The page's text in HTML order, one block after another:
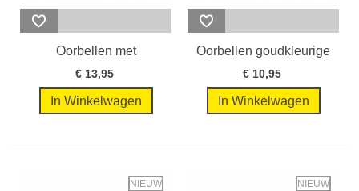
Oorbellen met
goudkleurige open...
€ 13,95
In Winkelwagen
Oorbellen goudkleurige
in...
€ 10,95
In Winkelwagen
NIEUW NIEUW